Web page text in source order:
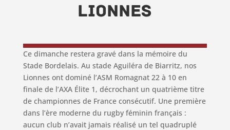
LIONNES
Ce dimanche restera gravé dans la mémoire du
Stade Bordelais. Au stade Aguiléra de Biarritz, nos
Lionnes ont dominé l’ASM Romagnat 22 à 10 en
finale de l’AXA Élite 1, décrochant un quatrième titre
de championnes de France consécutif. Une première
dans l’ère moderne du rugby féminin français :
aucun club n’avait jamais réalisé un tel quadruplé